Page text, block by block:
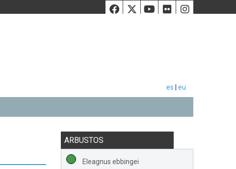
Facebook
Twiiter
Youtube
Flickr
es eu
ARBUSTOS
Eleagnus ebbingei